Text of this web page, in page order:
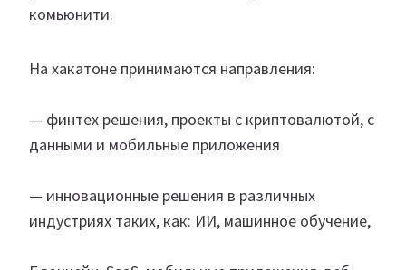
комьюнити.
На хакатоне принимаются направления:
— финтех решения, проекты с криптовалютой, с
данными и мобильные приложения
— инновационные решения в различных
индустриях таких, как: ИИ, машинное обучение,